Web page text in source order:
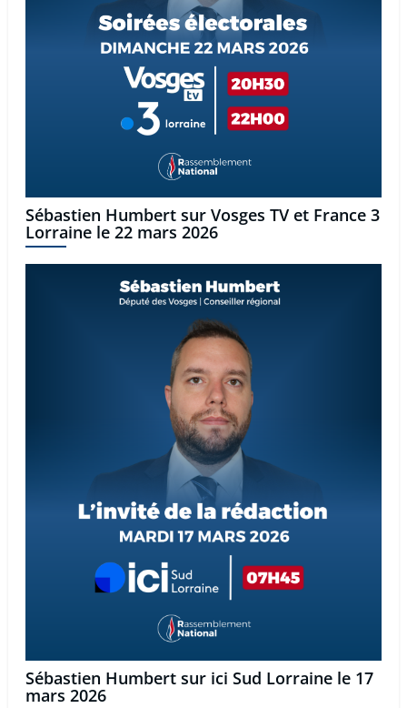
Sébastien Humbert sur Vosges TV et France 3
Lorraine le 22 mars 2026
Sébastien Humbert sur ici Sud Lorraine le 17
mars 2026